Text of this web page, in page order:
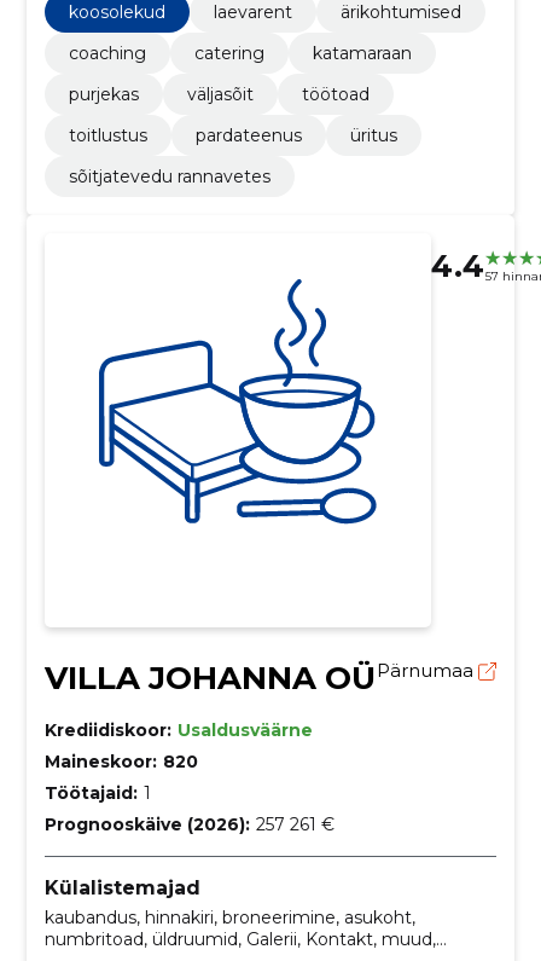
koosolekud
laevarent
ärikohtumised
coaching
catering
katamaraan
purjekas
väljasõit
töötoad
toitlustus
pardateenus
üritus
sõitjatevedu rannavetes
4.457
VILLA JOHANNA OÜPärnumaa
Krediidiskoor: Usaldusväärne
Maineskoor: 820
Töötajaid: 1
Prognooskäive (2026): 257 261 €
Külalistemajad
kaubandus, hinnakiri, broneerimine, asukoht,
numbritoad, üldruumid, Galerii, Kontakt, muud,